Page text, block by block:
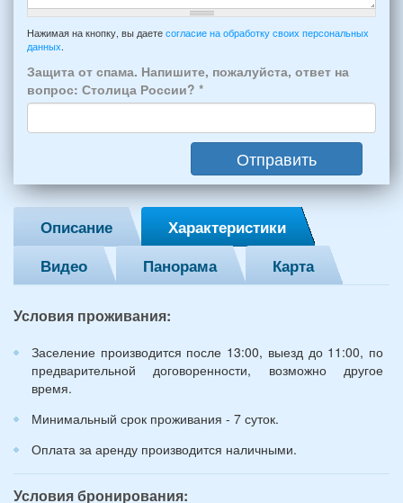
отъезда
из
Феодосии:
*
-
например:
6
человек:
4
взрослых
и
2
детей
(возраст
и
лет):
Примечание
Нажимая на кнопку, вы даете согласие на обработку своих персональных
данных
Защита от спама. Напишите, пожалуйста, ответ на
вопрос: Столица России? *
Отправить
Описание
Характеристики
Видео
Панорама Карта
Условия проживания:
Заселение производится после 13:00, выезд до 11:00, по
предварительной договоренности, возможно другое
время.
Минимальный срок проживания - 7 суток.
Оплата за аренду производится наличными.
Условия бронирования: